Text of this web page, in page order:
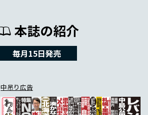
本誌の紹介
毎月15日発売
中吊り広告